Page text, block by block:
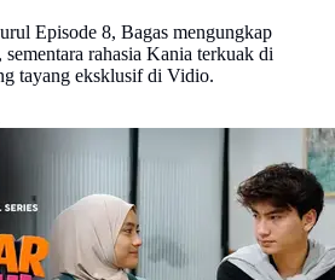
Episode 8, Bagas mengungkap
rahasia Kania terkuak di
tayang eksklusif di Vidio.